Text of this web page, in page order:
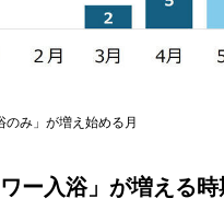
のみ」が増え始める月
ワー入浴」が増える